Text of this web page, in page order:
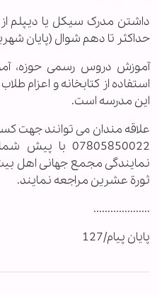
داشتن مدرک سیکل یا دیپلم
حداکثر تا دهم شوال (پایان
آموزش دروس رسمی حوزه،
استفاده از کتابخانه و اعزام
این مدرسه است.
علاقه مندان می توانند جهت
نمایندگی مجمع جهانی اهل
ثورة عشرین مراجعه نمایند.
....................
پایان پیام/127